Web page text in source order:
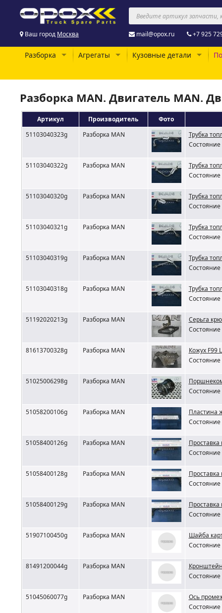
Ваш город Москва mail@opox.ru +7 925
Разборка Агрегаты Кузовные детали
Разборка MAN. Двигатель MAN.
Артикул Производитель
Фото
51103040323g
Разборка MAN
Трубка
Состояние
51103040322g Разборка MAN
Трубка
Состояние
51103040320g Разборка MAN
Трубка
Состояние
51103040321g Разборка MAN
Трубка
Состояние
51103040319g Разборка MAN
Трубка
Состояние
51103040318g Разборка MAN
Трубка
Состояние
51192020213g Разборка MAN
Серьга
Состояние
81613700328g Разборка MAN
Кожух F99
Состояние
51025006298g Разборка MAN
Состояние
51058200106g Разборка MAN
Пластина
Состояние
51058400126g Разборка MAN
Проставка
Состояние
51058400128g Разборка MAN
Проставка
Состояние
51058400129g Разборка MAN
Проставка
Состояние
51907100450g Разборка MAN
Шайба
Состояние
81491200044g Разборка MAN
Состояние
51045060077g Разборка MAN
Ось
Состояние